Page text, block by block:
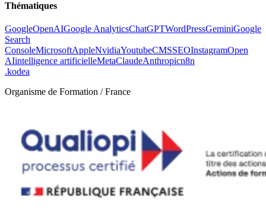
Thématiques
GoogleOpenAIGoogle AnalyticsChatGPTWordPressGeminiGoogle
Search
ConsoleMicrosoftAppleNvidiaYoutubeCMSSEOInstagramOpen
AIintelligence artificielleMetaClaudeAnthropicn8n
.kodea
Organisme de Formation / France